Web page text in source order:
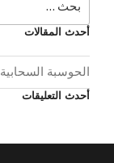
أحدث المقالات
الحوسبة السحابية
أحدث التعليقات